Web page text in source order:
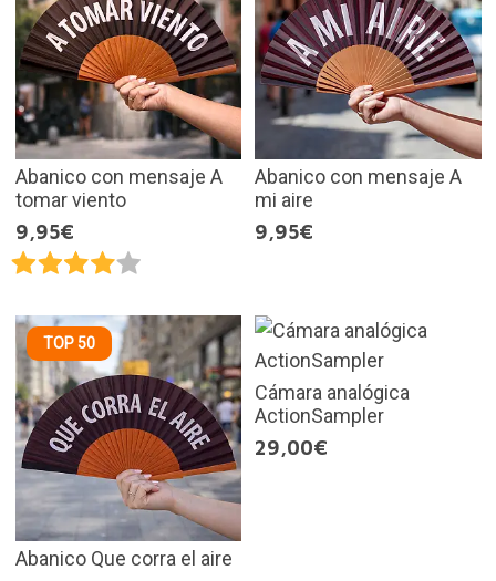
Abanico con mensaje A
tomar viento
9,95€
Abanico con mensaje A
mi aire
9,95€
TOP 50
Abanico Que corra el aire
Cámara analógica
ActionSampler
29,00€